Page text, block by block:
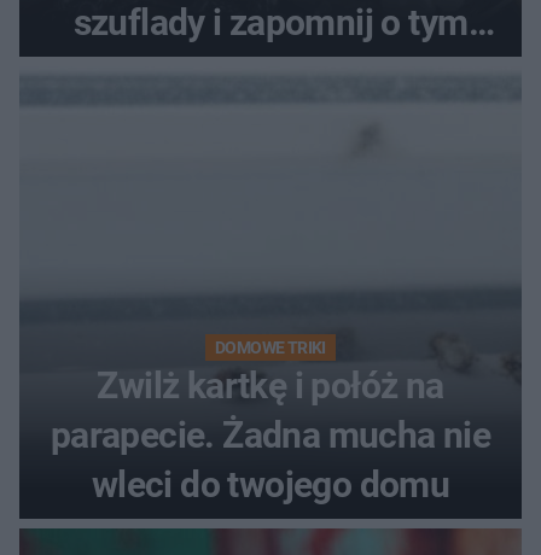
szuflady i zapomnij o tym
DOMOWE TRIKI
Zwilż kartkę i połóż na
parapecie. Żadna mucha nie
wleci do twojego domu